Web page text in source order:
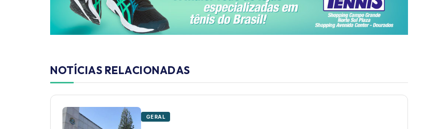
NOTÍCIAS RELACIONADAS
GERAL